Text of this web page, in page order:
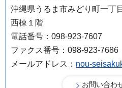
沖縄県うるま市みどり町一丁
西棟１階
電話番号：098-923-7607
ファクス番号：098-923-7686
メールアドレス： nou-